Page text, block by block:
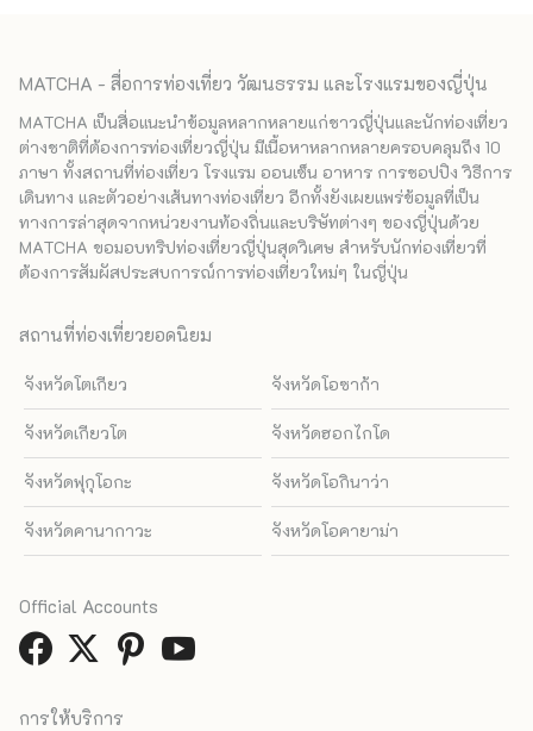
MATCHA - สื่อการท่องเที่ยว วัฒนธรรม และโรงแรมของญี่ปุ่น
MATCHA เป็นสื่อแนะนำข้อมูลหลากหลายแก่ชาวญี่ปุ่นและนักท่องเที่ยว
ต่างชาติที่ต้องการท่องเที่ยวญี่ปุ่น มีเนื้อหาหลากหลายครอบคลุมถึง 10
ภาษา ทั้งสถานที่ท่องเที่ยว โรงแรม ออนเซ็น อาหาร การชอปปิง วิธีการ
เดินทาง และตัวอย่างเส้นทางท่องเที่ยว อีกทั้งยังเผยแพร่ข้อมูลที่เป็น
ทางการล่าสุดจากหน่วยงานท้องถิ่นและบริษัทต่างๆ ของญี่ปุ่นด้วย
MATCHA ขอมอบทริปท่องเที่ยวญี่ปุ่นสุดวิเศษ สำหรับนักท่องเที่ยวที่
ต้องการสัมผัสประสบการณ์การท่องเที่ยวใหม่ๆ ในญี่ปุ่น
สถานที่ท่องเที่ยวยอดนิยม
จังหวัดโตเกียว จังหวัดโอซาก้า
จังหวัดเกียวโต จังหวัดฮอกไกโด
จังหวัดฟุกุโอกะ จังหวัดโอกินาว่า
จังหวัดคานากาวะ จังหวัดโอคายาม่า
การให้บริการ
Official Accounts